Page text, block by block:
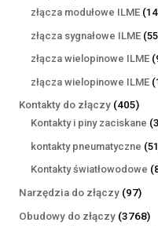
produktów
złącza modułowe ILME
złącza sygnałowe ILME 55
złącza wielopinowe ILME
złącza wielopinowe ILME
Kontakty do złączy 405405
Kontakty i piny zaciskane
kontakty pneumatyczne 51
Kontakty światłowodowe
Narzędzia do złączy 9797
Obudowy do złączy 3768